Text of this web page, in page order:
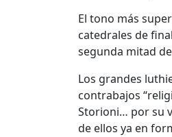
El tono más
catedrales de
segunda mitad
Los grandes
contrabajos
Storioni… por su
de ellos ya en